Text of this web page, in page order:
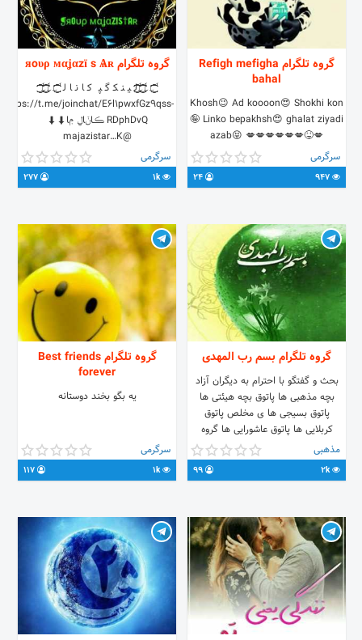
گروه تلگرام Refigh mefigha
bahal
Khosh😉 Ad koooon😍 Shokhi kon
🤪 Linko bepakhsh😍 ghalat ziyadi
azab😝 💋💋💋💋💋💋😝💋
https://t.me/joinchat/IOiI20jWXu4X82AH9cx85g
کانالمون: @HeartBreaker74
سرگرمی
گروه تلگرام яoυρ мαʝαzї s Ѧʀ
َٰٰٰٖٖٖٖٖ͜͜͜͜͡͡͡͡͡͡͡ℒَٰٰٰٖٖٖٖٖ͜͜͜͜͡͡͡͡͡͡͡ℒَٰٰٰٖٖٖٖٖ͜͜͜͜͡͡͡͡͡͡͡ℒل‍ ‍ی‍ ‍ن‍ ‍ک‍ گ‍ ‍پ‍ ‍ ک‍ ‍ا ن‍ ‍ا ل‍ ‍َٰٰٰٖٖٖٖٖ͜͜͜͜͡͡͡͡͡͡͡ℒَٰٰٰٖٖٖٖٖ͜͜͜͜͡͡͡͡͡͡͡ℒَٰٰٰٖٖٖٖٖ͜͜͜͜͡͡͡͡͡͡͡ℒ
https://t.me/joinchat/E6l1pwxfGz9qss-
RDphDvQ ڪاݩاڸ ݦا⬇⬇
@majazistar…K
سرگرمی
1k
گروه تلگرام بسم رب المهدی
بحث و گفتگو با احترام به دیگران آزاد
بچه مذهبی ها پاتوق بچه هیئتی ها
پاتوق بسیجی ها ی مخلص پاتوق
کربلایی ها پاتوق عاشورایی ها گروه
تبادل نظر بچه مذهبی ها گروه بحث و
گفتمان بچه مذهبی ها گروه پرسمان
بچه مذهبی ها گروه حسینیون و
مذهبی
2k
گروه تلگرام Best friends
forever
یه بگو بخند دوستانه
سرگرمی
1k